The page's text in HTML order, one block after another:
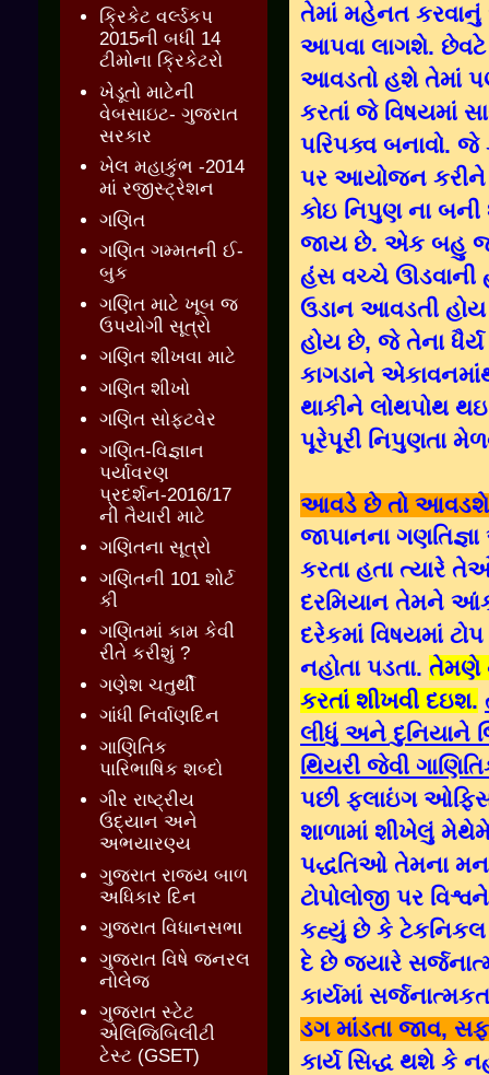
તેમાં મહેનત કરવાનું
આપવા લાગશે. છેવટે
આવડતો હશે તેમાં
કરતાં જે વિષયમાં
પરિપક્વ બનાવો.
પર આયોજન કરીને
કોઇ નિપુણ ના
જાય છે. એક બહુ
હંસ વચ્ચે ઊડવાની
ઉડાન આવડતી
હોય છે, જે તેના
કાગડાને
થાકીને લોથપોથ
પૂરેપૂરી નિપુણતા
આવડે છે તો
જાપાનના
કરતા હતા ત્યારે
દરમિયાન તેમને
દરેકમાં વિષયમાં
નહોતા પડતા. તેમણે
કરતાં શીખવી દઇશ.
લીધું અને દુનિયાને
થિયરી જેવી
પછી ફલાઇંગ
શાળામાં શીખેલું
પદ્ધતિઓ તેમના
ટોપોલોજી પર
કહ્યું છે કે ટેકનિકલ
દે છે જ્યારે
કાર્યમાં
ડગ માંડતા જાવ,
કાર્ય સિદ્ધ થશે કે
ક્રિકેટ વર્લ્ડકપ
2015ની બધી 14
ટીમોના ક્રિકેટરો
ખેડૂતો માટેની
વેબસાઇટ- ગુજરાત
સરકાર
ખેલ મહાકુંભ -2014
માં રજીસ્ટ્રેશન
ગણિત
ગણિત ગમ્મતની ઈ-
બુક
ગણિત માટે ખૂબ જ
ઉપયોગી સૂત્રો
ગણિત શીખવા માટે
ગણિત શીખો
ગણિત સોફ્ટવેર
ગણિત-વિજ્ઞાન
પર્યાવરણ
પ્રદર્શન-2016/17
ની તૈયારી માટે
ગણિતના સૂત્રો
ગણિતની 101 શોર્ટ
કી
ગણિતમાં કામ કેવી
રીતે કરીશું ?
ગણેશ ચતુર્થી
ગાંધી નિર્વાણદિન
ગાણિતિક
પારિભાષિક શબ્દો
ગીર રાષ્ટ્રીય
ઉદ્યાન અને
અભયારણ્ય
ગુજરાત રાજ્ય બાળ
અધિકાર દિન
ગુજરાત વિધાનસભા
ગુજરાત વિષે જનરલ
નોલેજ
ગુજરાત સ્ટેટ
એલિજિબિલીટી
ટેસ્ટ (GSET)